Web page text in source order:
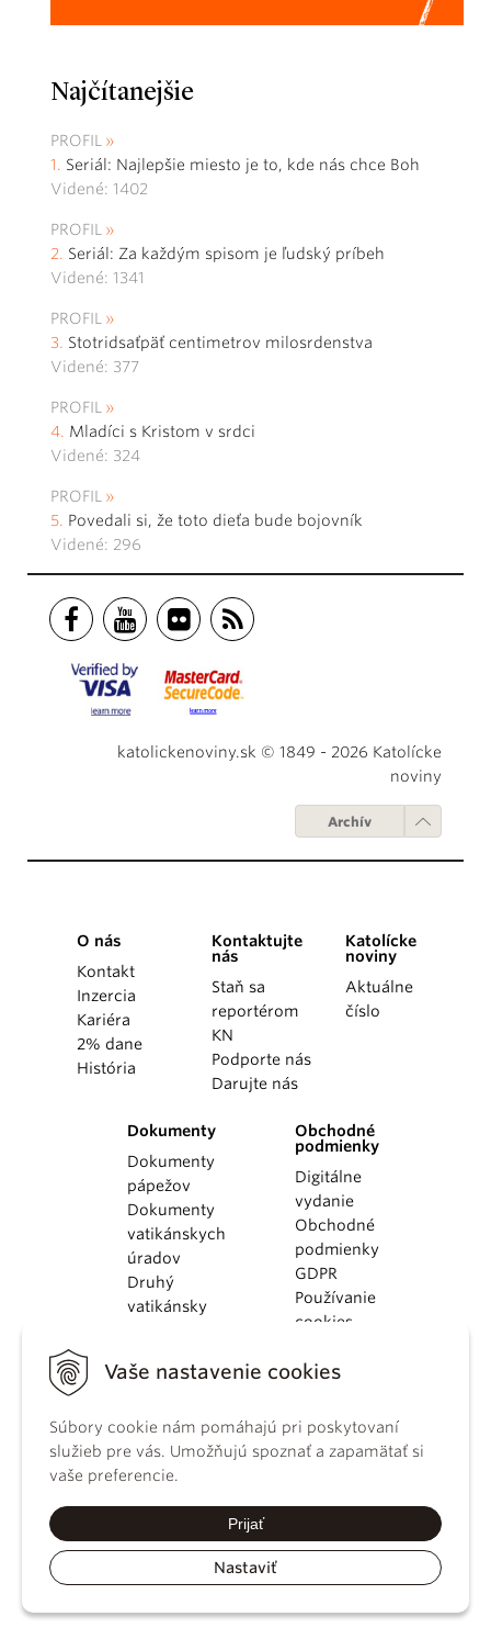
Vaše nastavenie cookies
Súbory cookie nám pomáhajú pri poskytovaní
služieb pre vás. Umožňujú spoznať a zapamätať si
vaše preferencie.
Prijať
Nastaviť
Najčítanejšie
PROFIL
Seriál: Najlepšie miesto je to, kde nás chce Boh
Videné: 1402
PROFIL
Seriál: Za každým spisom je ľudský príbeh
Videné: 1341
PROFIL
Stotridsaťpäť centimetrov milosrdenstva
Videné: 377
PROFIL
Mladíci s Kristom v srdci
Videné: 324
PROFIL
Povedali si, že toto dieťa bude bojovník
Videné: 296
katolickenoviny.sk © 1849 - 2026 Katolícke
noviny
Archív
O nás
Kontakt
Inzercia
Kariéra
2% dane
História
Kontaktujte
nás
Staň sa
reportérom
KN
Podporte nás
Darujte nás
Katolícke
noviny
Aktuálne
číslo
Dokumenty
Dokumenty
pápežov
Dokumenty
vatikánskych
úradov
Druhý
vatikánsky
KBS
kánonického
práva
Katechizmus
Obchodné
podmienky
Digitálne
vydanie
Obchodné
podmienky
GDPR
Používanie
cookies